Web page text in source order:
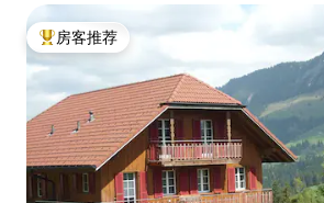
热门「房客推荐」
房客推荐